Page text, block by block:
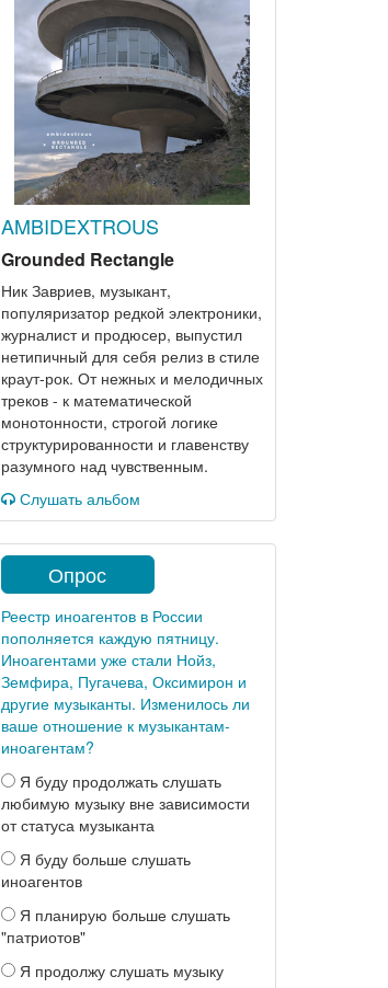
AMBIDEXTROUS
Grounded Rectangle
Ник Завриев, музыкант,
популяризатор редкой электроники,
журналист и продюсер, выпустил
нетипичный для себя релиз в стиле
краут-рок. От нежных и мелодичных
треков - к математической
монотонности, строгой логике
структурированности и главенству
разумного над чувственным.
Слушать альбом
Опрос
Реестр иноагентов в России
пополняется каждую пятницу.
Иноагентами уже стали Нойз,
Земфира, Пугачева, Оксимирон и
другие музыканты. Изменилось ли
ваше отношение к музыкантам-
иноагентам?
Я буду продолжать слушать
любимую музыку вне зависимости
от статуса музыканта
Я буду больше слушать
иноагентов
Я планирую больше слушать
"патриотов"
Я продолжу слушать музыку